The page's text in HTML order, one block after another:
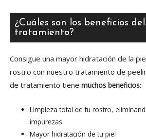
¿Cuáles son los beneficios del
tratamiento?
Consigue una mayor hidratación de la
rostro con nuestro tratamiento de
de tratamiento tiene muchos beneficios:
Limpieza total de tu rostro,
impurezas
Mayor hidratación de tu piel